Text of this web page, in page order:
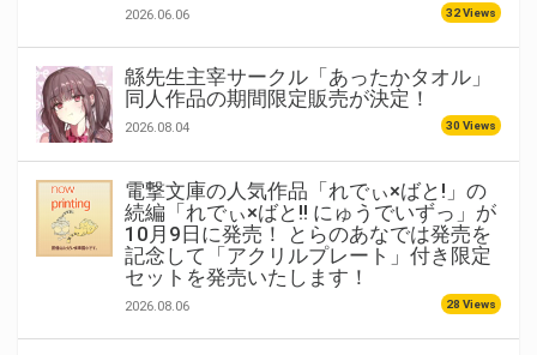
2026.06.06 32 Views
緜先生主宰サークル「あったかタオル」
同人作品の期間限定販売が決定！
2026.08.04 30 Views
電撃文庫の人気作品「れでぃ×ばと!」の
続編「れでぃ×ばと!! にゅうでいずっ」が
10月9日に発売！ とらのあなでは発売を
記念して「アクリルプレート」付き限定
セットを発売いたします！
2026.08.06 28 Views